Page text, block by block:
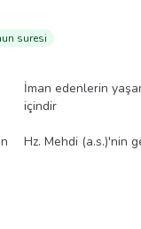
suresi
İman edenlerin
içindir
Hz. Mehdi (a.s.)'nin